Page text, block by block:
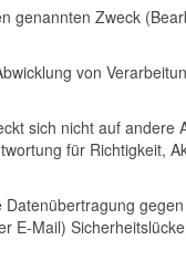
Zweck
von
sich nicht auf
für Richtigkeit,
Mail)